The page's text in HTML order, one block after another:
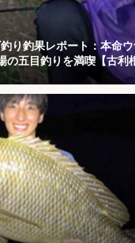
り釣果レポート：本命
の五目釣りを満喫【古利